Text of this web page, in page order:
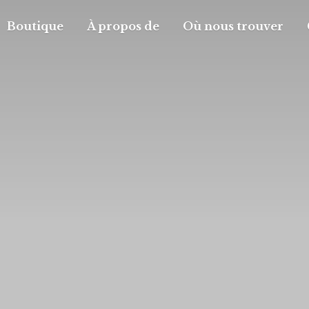
Boutique À propos de Où nous trouver